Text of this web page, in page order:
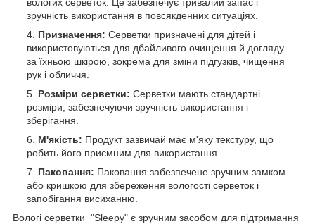
зручність використання в повсякденних ситуаціях.
Призначення: Серветки призначені для дітей і
використовуються для дбайливого очищення й догляду
за їхньою шкірою, зокрема для зміни підгузків, чищення
рук і обличчя.
Розміри серветки: Серветки мають стандартні
розміри, забезпечуючи зручність використання і
зберігання.
М'якість: Продукт зазвичай має м'яку текстуру, що
робить його приємним для використання.
Паковання: Паковання забезпечене зручним замком
або кришкою для збереження вологості серветок і
запобігання висиханню.
Вологі серветки "Sleepy" є зручним засобом для підтримання